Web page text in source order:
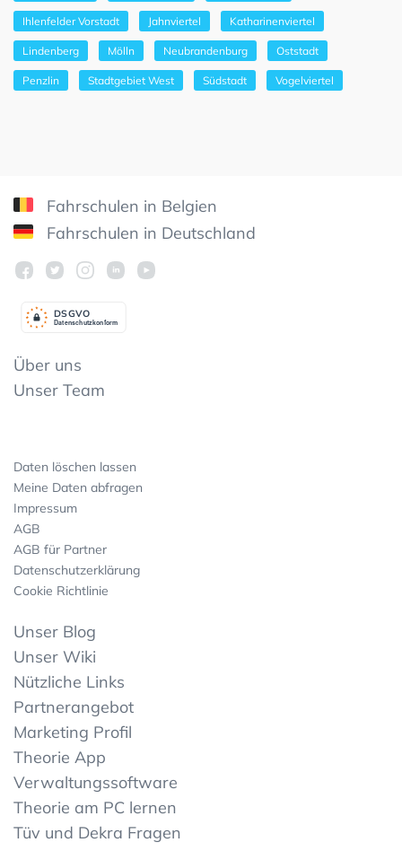
Ihlenfelder Vorstadt Jahnviertel Katharinenviertel
Lindenberg Mölln Neubrandenburg Oststadt
Penzlin Stadtgebiet West Südstadt Vogelviertel
Fahrschulen in Belgien
Fahrschulen in Deutschland
Datenschutzkonform
DSGVO
Über uns
Unser Team
Daten löschen lassen
Meine Daten abfragen
Impressum
AGB
AGB für Partner
Datenschutzerklärung
Cookie Richtlinie
Unser Blog
Unser Wiki
Nützliche Links
Partnerangebot
Marketing Profil
Theorie App
Verwaltungssoftware
Theorie am PC lernen
Tüv und Dekra Fragen